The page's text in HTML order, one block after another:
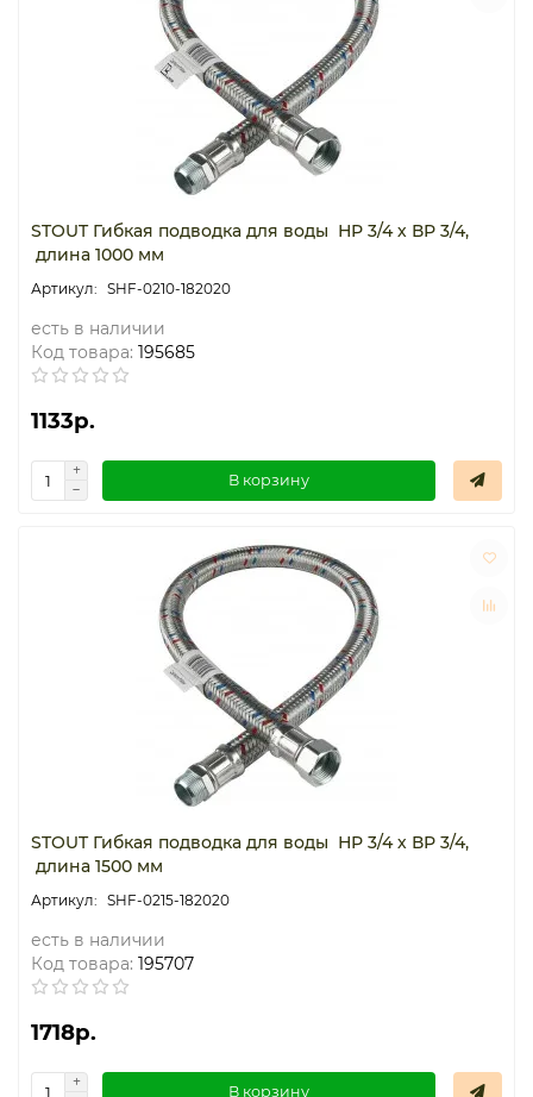
STOUT Гибкая подводка для воды НР 3/4 х ВР 3/4,
длина 1000 мм
SHF-0210-182020
есть в наличии
Код товара: 195685
1133р.
В корзину
STOUT Гибкая подводка для воды НР 3/4 х ВР 3/4,
длина 1500 мм
SHF-0215-182020
есть в наличии
Код товара: 195707
1718р.
В корзину